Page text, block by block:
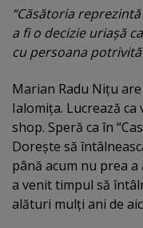
“Căsătoria
a fi o decizie uriaşă
cu persoana
Marian Radu Niţu
Ialomiţa. Lucrează
shop. Speră ca în
Doreşte să
până acum nu prea
a venit timpul să
alături mulţi ani de